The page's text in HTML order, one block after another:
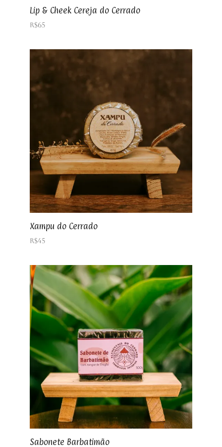
Lip & Cheek Cereja do Cerrado
R$65
Xampu do Cerrado
R$45
Sabonete Barbatimão